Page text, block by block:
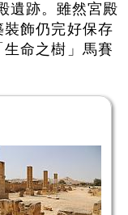
遺跡。雖然宮殿
飾仍完好保存
命之樹」馬賽